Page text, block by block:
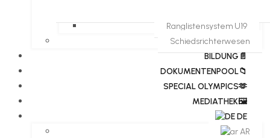
Ranglistensystem U19
Schiedsrichterwesen
BILDUNG📄
DOKUMENTENPOOL📁
​​SPECIAL OLYMPICS🫶
MEDIATHEK🖼️​
DE
AR